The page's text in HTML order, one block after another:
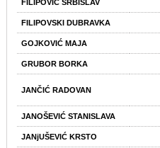
FILIPOVIĆ SRBISLAV
FILIPOVSKI DUBRAVKA
GOJKOVIĆ MAJA
GRUBOR BORKA
JANČIĆ RADOVAN
JANOŠEVIĆ STANISLAVA
JANјUŠEVIĆ KRSTO